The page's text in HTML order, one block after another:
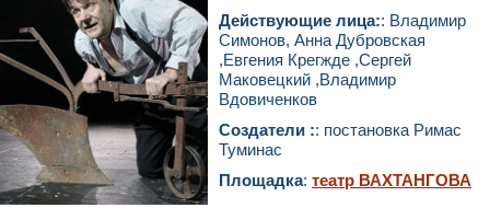
Действующие лица:: Владимир
Симонов, Анна Дубровская
,Евгения Крегжде ,Сергей
Маковецкий ,Владимир
Вдовиченков
Создатели :: постановка Римас
Туминас
Площадка: театр ВАХТАНГОВА